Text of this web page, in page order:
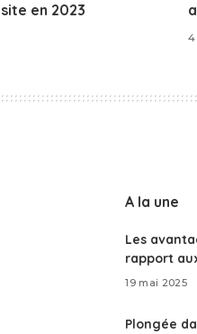
en 2023
4
A la une
Les
rapport
19 mai 2025
Plongée